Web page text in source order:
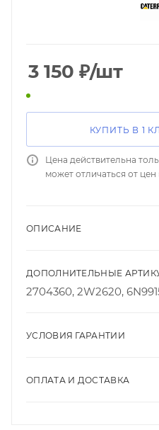
3 150 ₽/шт
КУПИТЬ В 1
Цена действительна
может отличаться от
ОПИСАНИЕ
ДОПОЛНИТЕЛЬНЫЕ
2704360, 2W2620,
УСЛОВИЯ ГАРАНТИИ
ОПЛАТА И ДОСТАВКА